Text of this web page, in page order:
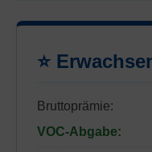
⭐
Bruttoprämie:
VOC-Abgabe: